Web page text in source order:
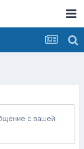
с вашей